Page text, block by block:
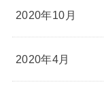
2020年10月
2020年4月